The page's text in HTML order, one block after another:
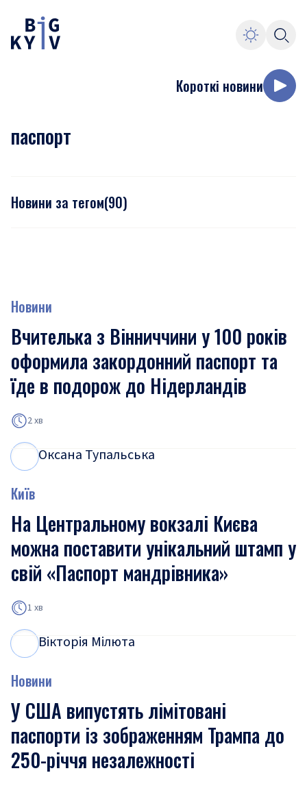
Короткі новини
паспорт
Новини за тегом(90)
Новини
Вчителька з Вінниччини у 100 років
оформила закордонний паспорт та
їде в подорож до Нідерландів
2 хв
Оксана Тупальська
Київ
На Центральному вокзалі Києва
можна поставити унікальний штамп у
свій «Паспорт мандрівника»
1 хв
Вікторія Мілюта
Новини
У США випустять лімітовані
паспорти із зображенням Трампа до
250-річчя незалежності